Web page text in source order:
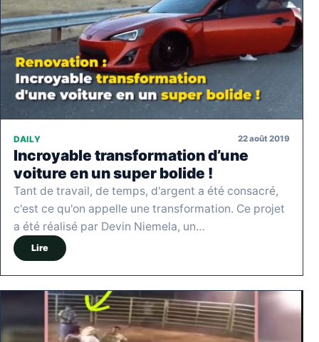
DAILY 22 août 2019
Incroyable transformation d’une
voiture en un super bolide !
Tant de travail, de temps, d'argent a été consacré,
c'est ce qu'on appelle une transformation. Ce projet
a été réalisé par Devin Niemela, un…
Lire